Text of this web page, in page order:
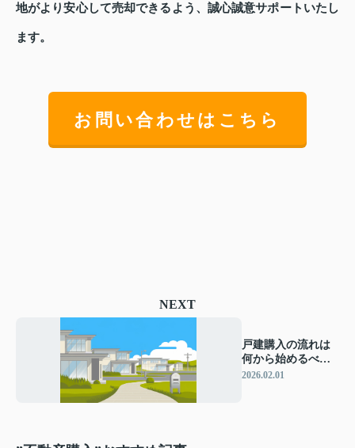
地がより安心して売却できるよう、誠心誠意サポートいたし
ます。
お問い合わせはこちら
NEXT
戸建購入の流れは
何から始めるべ
き？資金計画や申
2026.02.01